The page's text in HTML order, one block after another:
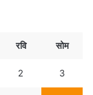
रवि सोम
2 3